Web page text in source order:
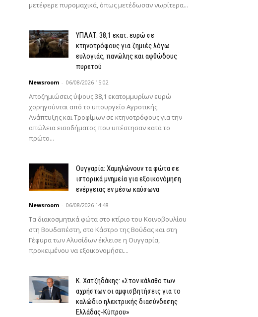
μετέφερε πυρομαχικά, όπως μετέδωσαν νωρίτερα...
ΥΠΑΑΤ: 38,1 εκατ. ευρώ σε
κτηνοτρόφους για ζημιές λόγω
ευλογιάς, πανώλης και αφθώδους
πυρετού
Newsroom - 06/08/2026 15:02
Αποζημιώσεις ύψους 38,1 εκατομμυρίων ευρώ
χορηγούνται από το υπουργείο Αγροτικής
Ανάπτυξης και Τροφίμων σε κτηνοτρόφους για την
απώλεια εισοδήματος που υπέστησαν κατά το
πρώτο...
Ουγγαρία: Χαμηλώνουν τα φώτα σε
ιστορικά μνημεία για εξοικονόμηση
ενέργειας εν μέσω καύσωνα
Newsroom - 06/08/2026 14:48
Τα διακοσμητικά φώτα στο κτίριο του Κοινοβουλίου
στη Βουδαπέστη, στο Κάστρο της Βούδας και στη
Γέφυρα των Αλυσίδων έκλεισε η Ουγγαρία,
προκειμένου να εξοικονομήσει...
Κ. Χατζηδάκης: «Στον κάλαθο των
αχρήστων οι αμφισβητήσεις για το
καλώδιο ηλεκτρικής διασύνδεσης
Ελλάδας-Κύπρου»